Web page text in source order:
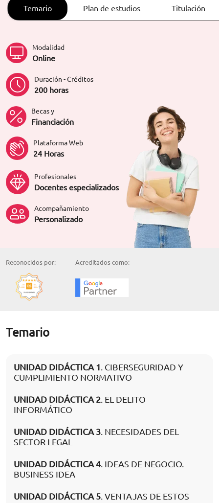
ORIENTACIÓN LABORAL
Temario Plan de estudios Titulación
Modalidad
Online
Duración - Créditos
200 horas
Becas y
Financiación
Plataforma Web
24 Horas
Profesionales
Docentes especializados
Acompañamiento
Personalizado
Reconocidos por: Acreditados como:
Temario
UNIDAD DIDÁCTICA 1. CIBERSEGURIDAD Y
CUMPLIMIENTO NORMATIVO
UNIDAD DIDÁCTICA 2. EL DELITO
INFORMÁTICO
UNIDAD DIDÁCTICA 3. NECESIDADES DEL
SECTOR LEGAL
UNIDAD DIDÁCTICA 4. IDEAS DE NEGOCIO.
BUSINESS IDEA
UNIDAD DIDÁCTICA 5. VENTAJAS DE ESTOS